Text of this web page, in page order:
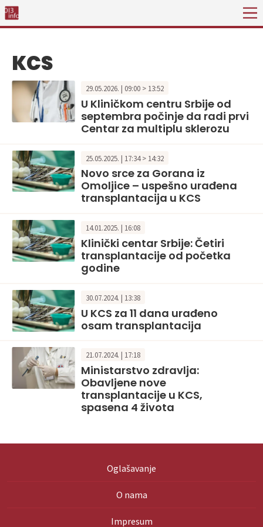
KCS
29.05.2026. | 09:00 > 13:52
U Kliničkom centru Srbije od
septembra počinje da radi prvi
Centar za multiplu sklerozu
25.05.2025. | 17:34 > 14:32
Novo srce za Gorana iz
Omoljice – uspešno urađena
transplantacija u KCS
14.01.2025. | 16:08
Klinički centar Srbije: Četiri
transplantacije od početka
godine
30.07.2024. | 13:38
U KCS za 11 dana urađeno
osam transplantacija
21.07.2024. | 17:18
Ministarstvo zdravlja:
Obavljene nove
transplantacije u KCS,
spasena 4 života
Oglašavanje
O nama
Impresum